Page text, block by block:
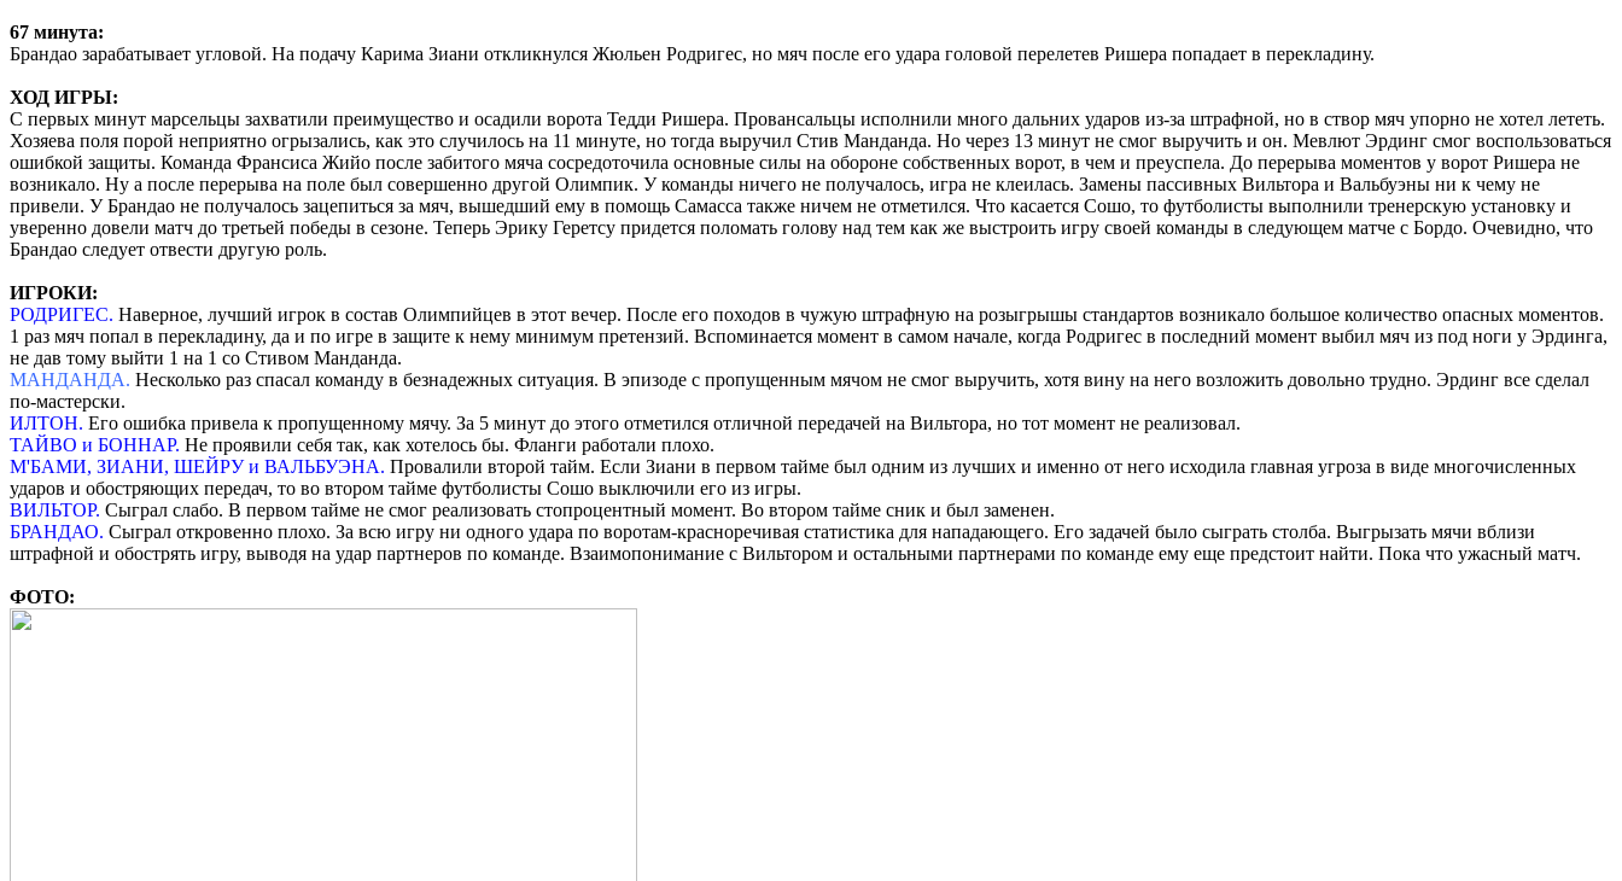
67 минута:
Брандао зарабатывает угловой. На подачу Карима Зиани откликнулся Жюльен Родригес, но мяч после его удара головой перелетев Ришера попадает в перекладину.
ХОД ИГРЫ:
С первых минут марсельцы захватили преимущество и осадили ворота Тедди Ришера. Провансальцы исполнили много дальних ударов из-за штрафной, но в створ мяч упорно не хотел лететь.
Хозяева поля порой неприятно огрызались, как это случилось на 11 минуте, но тогда выручил Стив Манданда. Но через 13 минут не смог выручить и он. Мевлют Эрдинг смог воспользоваться
ошибкой защиты. Команда Франсиса Жийо после забитого мяча сосредоточила основные силы на обороне собственных ворот, в чем и преуспела. До перерыва моментов у ворот Ришера не
возникало. Ну а после перерыва на поле был совершенно другой Олимпик. У команды ничего не получалось, игра не клеилась. Замены пассивных Вильтора и Вальбуэны ни к чему не
привели. У Брандао не получалось зацепиться за мяч, вышедший ему в помощь Самасса также ничем не отметился. Что касается Сошо, то футболисты выполнили тренерскую установку и
уверенно довели матч до третьей победы в сезоне. Теперь Эрику Геретсу придется поломать голову над тем как же выстроить игру своей команды в следующем матче с Бордо. Очевидно, что
Брандао следует отвести другую роль.
ИГРОКИ:
РОДРИГЕС. Наверное, лучший игрок в состав Олимпийцев в этот вечер. После его походов в чужую штрафную на розыгрышы стандартов возникало большое количество опасных моментов.
1 раз мяч попал в перекладину, да и по игре в защите к нему минимум претензий. Вспоминается момент в самом начале, когда Родригес в последний момент выбил мяч из под ноги у Эрдинга,
не дав тому выйти 1 на 1 со Стивом Манданда.
МАНДАНДА. Несколько раз спасал команду в безнадежных ситуация. В эпизоде с пропущенным мячом не смог выручить, хотя вину на него возложить довольно трудно. Эрдинг все сделал
по-мастерски.
ИЛТОН. Его ошибка привела к пропущенному мячу. За 5 минут до этого отметился отличной передачей на Вильтора, но тот момент не реализовал.
ТАЙВО и БОННАР. Не проявили себя так, как хотелось бы. Фланги работали плохо.
М'БАМИ, ЗИАНИ, ШЕЙРУ и ВАЛЬБУЭНА. Провалили второй тайм. Если Зиани в первом тайме был одним из лучших и именно от него исходила главная угроза в виде многочисленных
ударов и обостряющих передач, то во втором тайме футболисты Сошо выключили его из игры.
ВИЛЬТОР. Сыграл слабо. В первом тайме не смог реализовать стопроцентный момент. Во втором тайме сник и был заменен.
БРАНДАО. Сыграл откровенно плохо. За всю игру ни одного удара по воротам-красноречивая статистика для нападающего. Его задачей было сыграть столба. Выгрызать мячи вблизи
штрафной и обострять игру, выводя на удар партнеров по команде. Взаимопонимание с Вильтором и остальными партнерами по команде ему еще предстоит найти. Пока что ужасный матч.
ФОТО: